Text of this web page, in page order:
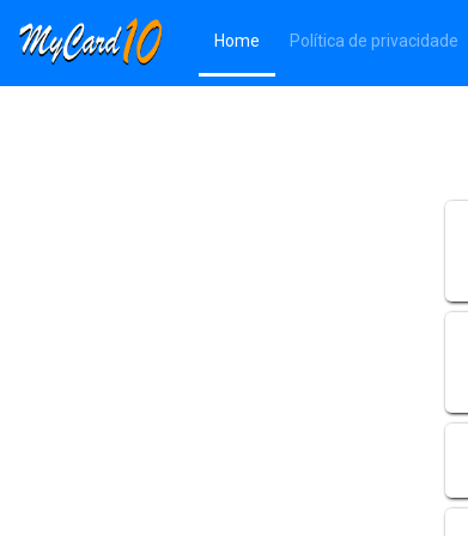
Home(Página atual)
Política de privacidade